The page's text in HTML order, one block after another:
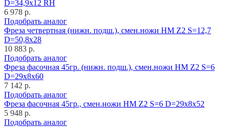
D=34,9x12 RH
6 978 р.
Подобрать аналог
Фреза четвертная (нижн. подш.), смен.ножи HM Z2 S=12,7
D=50,8x28
10 883 р.
Подобрать аналог
Фреза фасочная 45гр. (нижн. подш.), смен.ножи HM Z2 S=6
D=29x8x60
7 142 р.
Подобрать аналог
Фреза фасочная 45гр., смен.ножи HM Z2 S=6 D=29x8x52
5 948 р.
Подобрать аналог